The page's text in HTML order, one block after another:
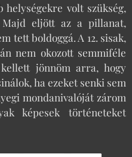
volt szükség,
eljött az a pillanat,
tett boldoggá. A 12. sisak,
nem okozott semmiféle
jönnöm arra, hogy
ha ezeket senki sem
mondanivalóját zárom
képesek történeteket